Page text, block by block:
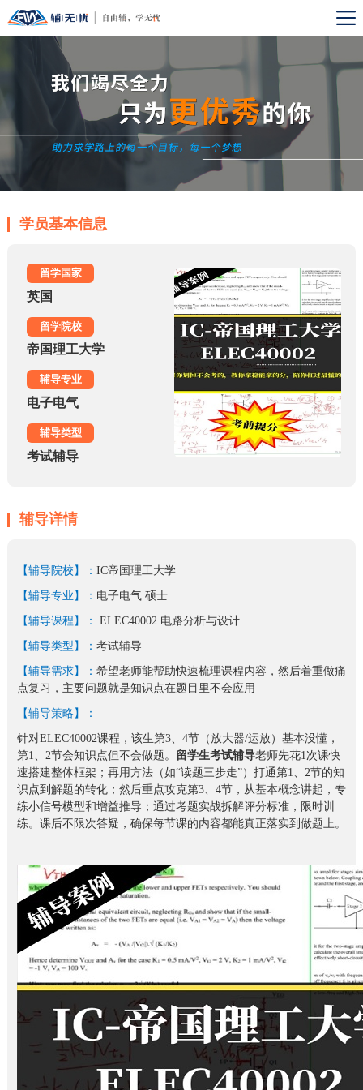
学员基本信息
留学国家
英国
留学院校
帝国理工大学
辅导专业
电子电气
辅导类型
考试辅导
辅导详情
【辅导院校】： IC帝国理工大学
【辅导专业】： 电子电气 硕士
【辅导课程】：
ELEC40002 电路分析与设计
【辅导类型】： 考试辅导
【辅导需求】： 希望老师能帮助快速梳理课程内容，然后着重做痛
点复习，主要问题就是知识点在题目里不会应用
【辅导策略】：
针对ELEC40002课程，该生第3、4节（放大器/运放）基本没懂，
第1、2节会知识点但不会做题。 留学生考试辅导老师先花1次课快
速搭建整体框架；再用方法（如“读题三步走”）打通第1、2节的知
识点到解题的转化；然后重点攻克第3、4节，从基本概念讲起，专
练小信号模型和增益推导；通过考题实战拆解评分标准，限时训
练。课后不限次答疑，确保每节课的内容都能真正落实到做题上。